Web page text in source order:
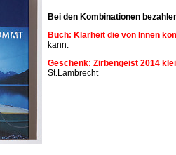
Bei den Kombinationen
Buch: Klarheit die von Innen
kann.
Geschenk: Zirbengeist 2014
St.Lambrecht